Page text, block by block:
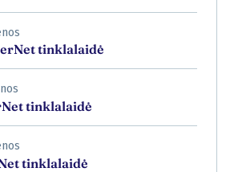
tinklalaidė
tinklalaidė
tinklalaidė